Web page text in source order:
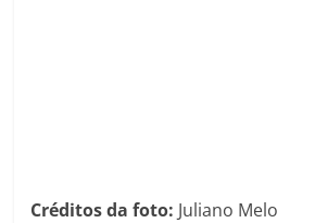
Créditos da foto: Juliano Melo